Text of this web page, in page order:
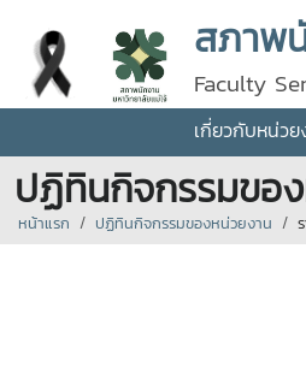
สภาพ
Faculty
เกี่ยวกับหน่วย
ปฏิทินกิจกรรมขอ
หน้าแรก ปฏิทินกิจกรรมของหน่วยงาน